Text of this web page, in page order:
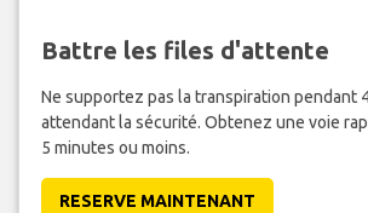
Battre les files d'attente
Ne supportez pas la transpiration pendant
attendant la sécurité. Obtenez une voie
5 minutes ou moins.
RESERVE MAINTENANT